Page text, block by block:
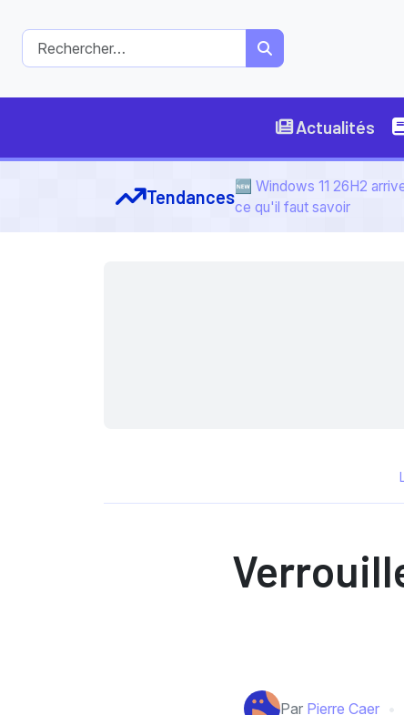
Actualités
Tendances🆕 Windows 11 26H2
ce qu'il faut savoir
Par Pierre Caer